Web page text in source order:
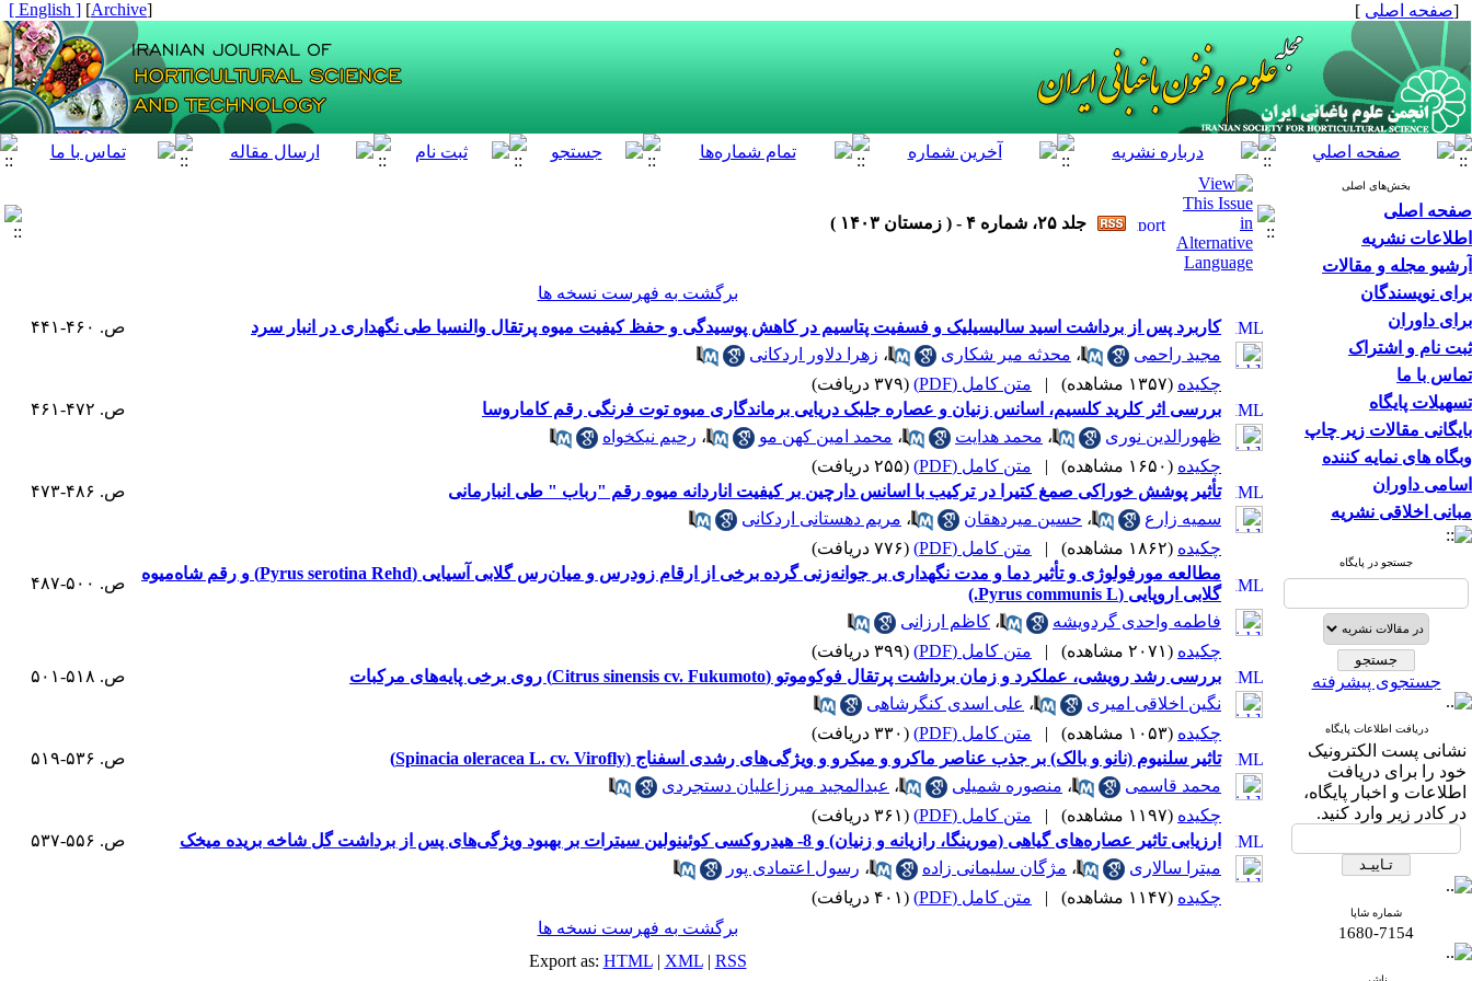
[صفحه اصلی ]
[
Archive
]
[ English ]
بخش‌های اصلی
صفحه اصلی
اطلاعات نشریه
آرشیو مجله و مقالات
برای نویسندگان
برای داوران
ثبت نام و اشتراک
تماس با ما
تسهیلات پایگاه
بایگانی مقالات زیر چاپ
وبگاه های نمایه کننده
اسامی داوران
مبانی اخلاقی نشریه
جستجو در پایگاه
جستجوی پیشرفته
دریافت اطلاعات پایگاه
نشانی پست الکترونیک
خود را برای دریافت
اطلاعات و اخبار پایگاه،
در کادر زیر وارد کنید.
شماره شاپا
1680-7154
جلد ۲۵، شماره ۴ - ( زمستان ۱۴۰۳ )
برگشت به فهرست نسخه ها
کاربرد پس از برداشت اسید سالیسیلیک و فسفیت پتاسیم در کاهش پوسیدگی و حفظ کیفیت میوه پرتقال والنسیا طی نگهداری در انبار سرد
ص. ۴۶۰-۴۴۱
مجید راحمی
، محدثه میر شکاری ، زهرا دلاور اردکانی
چکیده (۱۳۵۷ مشاهده) | متن کامل (PDF)
(۳۷۹ دریافت)
بررسی اثر کلرید کلسیم، اسانس زنیان و عصاره جلبک دریایی برماندگاری میوه توت فرنگی رقم کاماروسا
ص. ۴۷۲-۴۶۱
ظهورالدین نوری
، محمد هدایت ، محمد امین کهن مو ، رحیم نیکخواه
چکیده (۱۶۵۰ مشاهده) | متن کامل (PDF)
(۲۵۵ دریافت)
تأثیر پوشش خوراکی صمغ کتیرا در ترکیب با اسانس دارچین بر کیفیت اناردانه‌‌ میوه رقم "رباب " طی انبارمانی
ص. ۴۸۶-۴۷۳
سمیه زارع
، حسین میردهقان ، مریم دهستانی اردکانی
چکیده (۱۸۶۲ مشاهده) | متن کامل (PDF)
(۷۷۶ دریافت)
مطالعه مورفولوژی و تأثیر دما و مدت نگهداری بر جوانه‌زنی گرده برخی از ارقام زودرس و میان‌رس گلابی آسیایی (Pyrus serotina Rehd) و رقم شاه‌میوه
گلابی اروپایی (Pyrus communis L.)
ص. ۵۰۰-۴۸۷
فاطمه واحدی گردویشه ، کاظم ارزانی
چکیده (۲۰۷۱ مشاهده) | متن کامل (PDF)
(۳۹۹ دریافت)
بررسی رشد رویشی، عملکرد و زمان برداشت پرتقال فوکوموتو (Citrus sinensis cv. Fukumoto) روی برخی پایه‌های مرکبات
ص. ۵۱۸-۵۰۱
نگین اخلاقی امیری
، علی اسدی کنگرشاهی
چکیده (۱۰۵۳ مشاهده) | متن کامل (PDF)
(۳۳۰ دریافت)
تاثیر سلنیوم (نانو و بالک) بر جذب عناصر ماکرو و میکرو و ویژگی‌های رشدی اسفناج (Spinacia oleracea L. cv. Virofly)
ص. ۵۳۶-۵۱۹
محمد قاسمی
، منصوره شمیلی ، عبدالمجید میرزاعلیان دستجردی
چکیده (۱۱۹۷ مشاهده) | متن کامل (PDF)
(۳۶۱ دریافت)
ارزیابی تاثیر عصاره‌های گیاهی (مورینگا، رازیانه و زنیان) و 8- هیدروکسی کوئینولین سیترات بر بهبود ویژگی‌های پس از برداشت گل شاخه بریده میخک
ص. ۵۵۶-۵۳۷
میترا سالاری
، مژگان سلیمانی زاده ، رسول اعتمادی پور
چکیده (۱۱۴۷ مشاهده) | متن کامل (PDF)
(۴۰۱ دریافت)
برگشت به فهرست نسخه ها
Export as: HTML| XML| RSS